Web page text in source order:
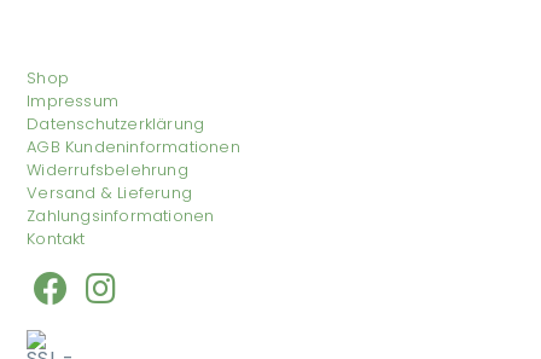
Shop
Impressum
Datenschutzerklärung
AGB Kundeninformationen
Widerrufsbelehrung
Versand & Lieferung
Zahlungsinformationen
Kontakt